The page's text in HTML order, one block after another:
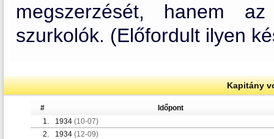
megszerzését, hanem
szurkolók. (Előfordult ilyen
Kapitány
#
Időpont
1.
1934 (10-07)
2.
1934 (12-09)